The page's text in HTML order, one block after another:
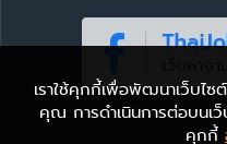
เราใช้คุกกี้เพื่อพัฒนาเว็บไซ
คุณ การดำเนินการต่อบนเ
คุกกี้